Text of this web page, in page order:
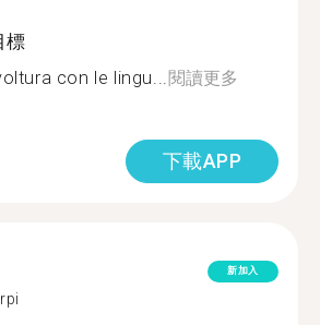
標
con le lingu...閱讀更多
下載APP
新加入